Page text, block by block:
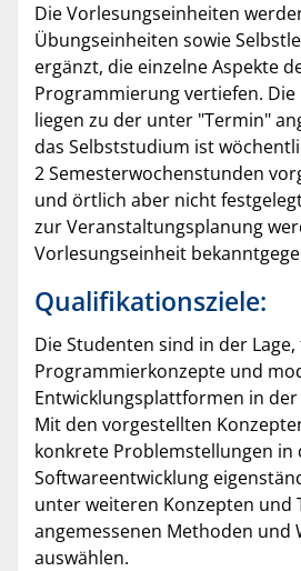
Die Vorlesungseinheiten
Übungseinheiten sowie
ergänzt, die einzelne Aspekte
Programmierung vertiefen.
liegen zu der unter "Termin"
das Selbststudium ist
2 Semesterwochenstunden
und örtlich aber nicht
zur Veranstaltungsplanung
Vorlesungseinheit
Qualifikationsziele:
Die Studenten sind in der
Programmierkonzepte und
Entwicklungsplattformen in der
Mit den vorgestellten
konkrete Problemstellungen in
Softwareentwicklung
unter weiteren Konzepten und
angemessenen Methoden und
auswählen.